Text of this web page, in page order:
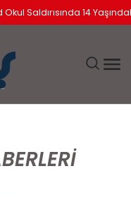
Saldırısında 14